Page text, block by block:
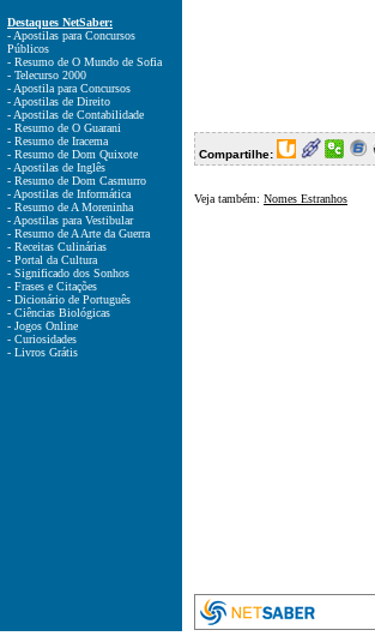
Destaques NetSaber:
- Apostilas para Concursos
Públicos
- Resumo de O Mundo de Sofia
- Telecurso 2000
- Apostila para Concursos
- Apostilas de Direito
- Apostilas de Contabilidade
- Resumo de O Guarani
- Resumo de Iracema
- Resumo de Dom Quixote
- Apostilas de Inglês
- Resumo de Dom Casmurro
- Apostilas de Informática
- Resumo de A Moreninha
- Apostilas para Vestibular
- Resumo de A Arte da Guerra
- Receitas Culinárias
- Portal da Cultura
- Significado dos Sonhos
- Frases e Citações
- Dicionário de Português
- Ciências Biológicas
- Jogos Online
- Curiosidades
- Livros Grátis
Compartilhe:
Veja também: Nomes Estranhos